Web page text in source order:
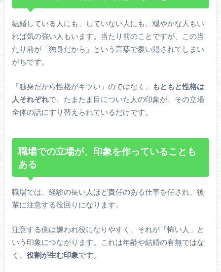
結婚している人にも、していない人にも、穏やかな人もい
れば気の強い人もいます。当たり前のことですが、この当
たり前が「独身だから」という言葉で覆い隠されてしまい
がちです。
「独身だから性格がキツい」のではなく、
もともと性格は
人それぞれで、たまたま目についた人の印象が、その立場
全体の話にすり替えられているだけです。
職場での立場が、印象を作っていることも
ある
職場では、経験の長い人ほど責任のある仕事を任され、後
輩に注意する役回りになります。
注意する側は嫌われ役になりやすく、それが「怖い人」と
いう印象につながります。これは年齢や結婚の有無ではな
く、 役割が生む印象です。